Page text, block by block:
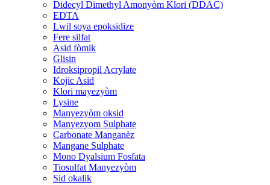
Didecyl Dimethyl Amonyòm Klori (DDAC)
EDTA
Lwil soya epoksidize
Fere silfat
Asid fòmik
Glisin
Idroksipropil Acrylate
Kojic Asid
Klori mayezyòm
Lysine
Manyezyòm oksid
Manyezyom Sulphate
Carbonate Manganèz
Mangane Sulphate
Mono Dyalsium Fosfata
Tiosulfat Manyezyòm
Sid okalik